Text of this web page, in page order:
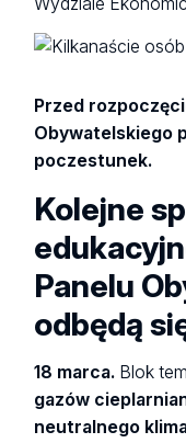
Przed
Obywatelskiego
poczestunek.
Kolejne
Panelu
odbędą
18 marca. Blok
gazów
neutralnego